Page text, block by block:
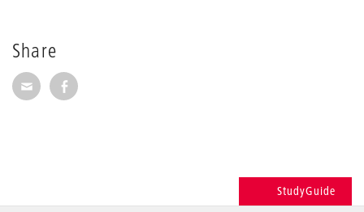
Share
Share via E-Mail
Share on Facebook
StudyGuide